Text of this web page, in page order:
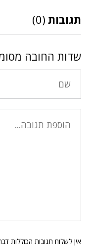
תגובות (0)
שדות החובה
אין לשלוח תגובות הכוללות